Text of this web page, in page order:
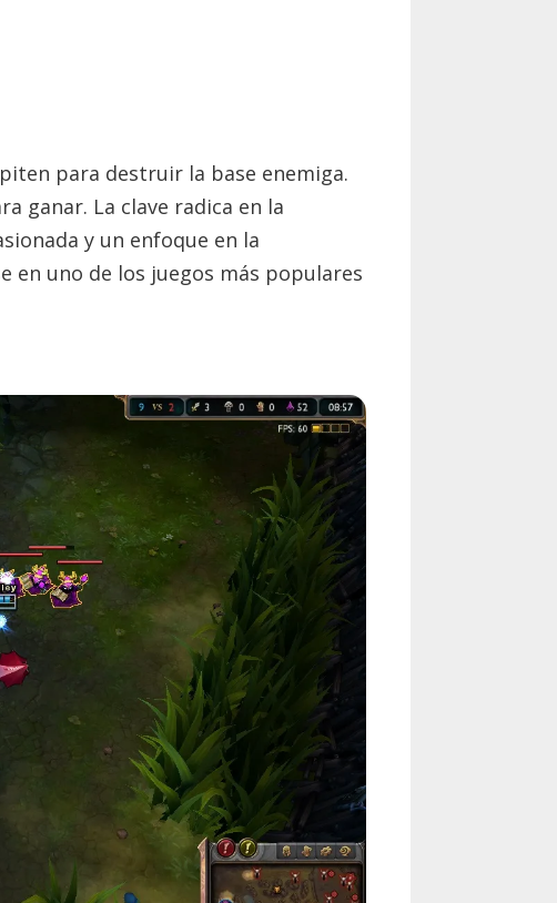
para destruir la base enemiga.
ganar. La clave radica en la
y un enfoque en la
en uno de los juegos más populares